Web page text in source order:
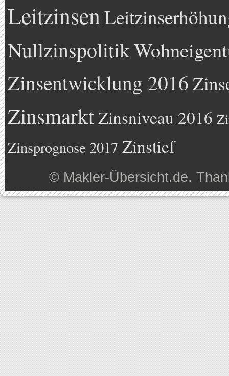
Leitzinsen
Nullzinspolitik
Zinsentwicklung 2016
ZinsmarktZinsniveau 2016
Zinsprognose 2017 Zinstief
© Makler-Übersicht.de.